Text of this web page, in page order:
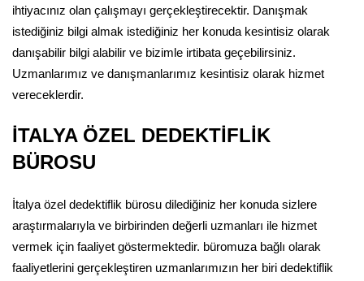
ihtiyacınız olan çalışmayı gerçekleştirecektir. Danışmak
istediğiniz bilgi almak istediğiniz her konuda kesintisiz olarak
danışabilir bilgi alabilir ve bizimle irtibata geçebilirsiniz.
Uzmanlarımız ve danışmanlarımız kesintisiz olarak hizmet
vereceklerdir.
İTALYA ÖZEL DEDEKTİFLİK
BÜROSU
İtalya özel dedektiflik bürosu dilediğiniz her konuda sizlere
araştırmalarıyla ve birbirinden değerli uzmanları ile hizmet
vermek için faaliyet göstermektedir. büromuza bağlı olarak
faaliyetlerini gerçekleştiren uzmanlarımızın her biri dedektiflik